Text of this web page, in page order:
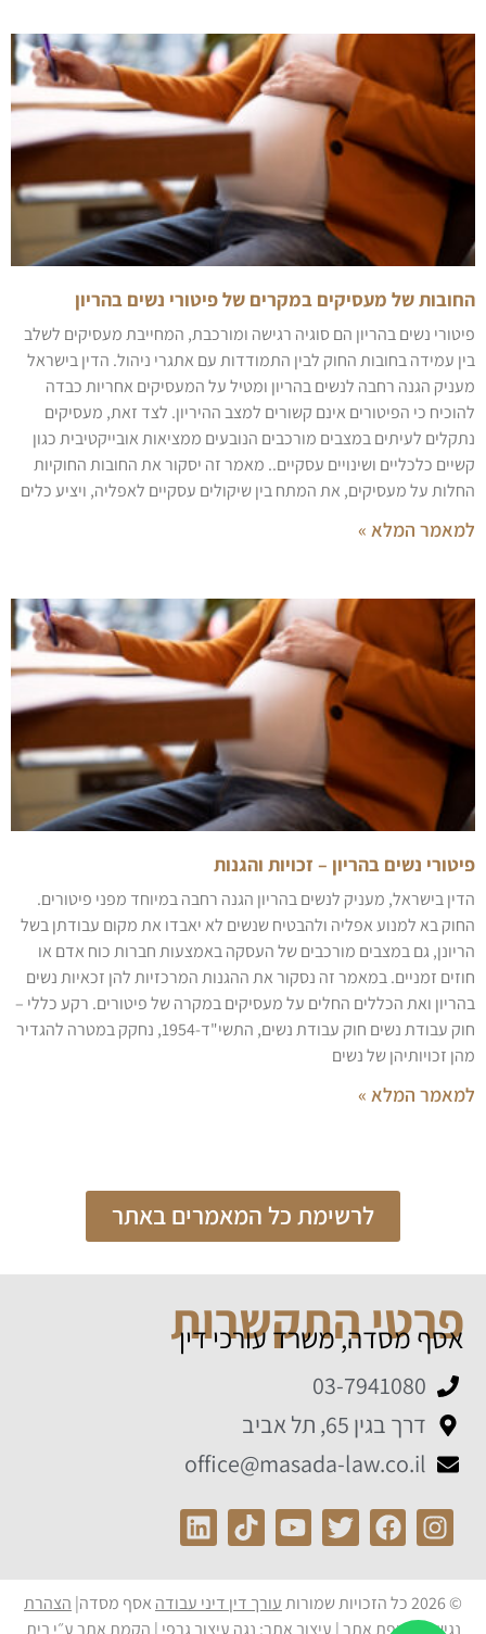
החובות של מעסיקים במקרים של פיטורי נשים בהריון
פיטורי נשים בהריון הם סוגיה רגישה ומורכבת, המחייבת מעסיקים לשלב
בין עמידה בחובות החוק לבין התמודדות עם אתגרי ניהול. הדין בישראל
מעניק הגנה רחבה לנשים בהריון ומטיל על המעסיקים אחריות כבדה
להוכיח כי הפיטורים אינם קשורים למצב ההיריון. לצד זאת, מעסיקים
נתקלים לעיתים במצבים מורכבים הנובעים ממציאות אובייקטיבית כגון
קשיים כלכליים ושינויים עסקיים.. מאמר זה יסקור את החובות החוקיות
החלות על מעסיקים, את המתח בין שיקולים עסקיים לאפליה, ויציע כלים
למאמר המלא »
פיטורי נשים בהריון – זכויות והגנות
הדין בישראל, מעניק לנשים בהריון הגנה רחבה במיוחד מפני פיטורים.
החוק בא למנוע אפליה ולהבטיח שנשים לא יאבדו את מקום עבודתן בשל
הריונן, גם במצבים מורכבים של העסקה באמצעות חברות כוח אדם או
חוזים זמניים. במאמר זה נסקור את ההגנות המרכזיות להן זכאיות נשים
בהריון ואת הכללים החלים על מעסיקים במקרה של פיטורים. רקע כללי –
חוק עבודת נשים חוק עבודת נשים, התשי"ד-1954, נחקק במטרה להגדיר
מהן זכויותיהן של נשים
למאמר המלא »
לרשימת כל המאמרים באתר
פרטי התקשרות
אסף מסדה, משרד עורכי דין
03-7941080
דרך בגין 65, תל אביב
office@masada-law.co.il
© 2026 כל הזכויות שמורות עורך דין דיני עבודה אסף מסדה| הצהרת
נגישות|מפת אתר| עיצוב אתר: נגה עיצוב גרפי | הקמת אתרע״י בית